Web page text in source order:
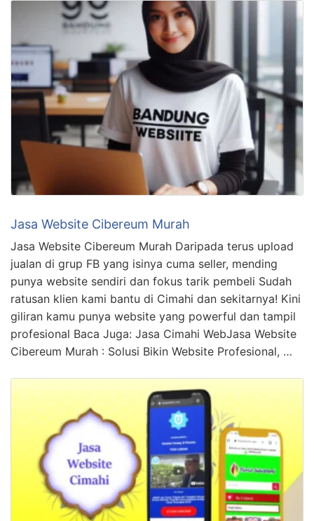
Jasa Website Cibereum Murah
Jasa Website Cibereum Murah Daripada terus upload
jualan di grup FB yang isinya cuma seller, mending
punya website sendiri dan fokus tarik pembeli Sudah
ratusan klien kami bantu di Cimahi dan sekitarnya! Kini
giliran kamu punya website yang powerful dan tampil
profesional Baca Juga: Jasa Cimahi WebJasa Website
Cibereum Murah : Solusi Bikin Website Profesional, …